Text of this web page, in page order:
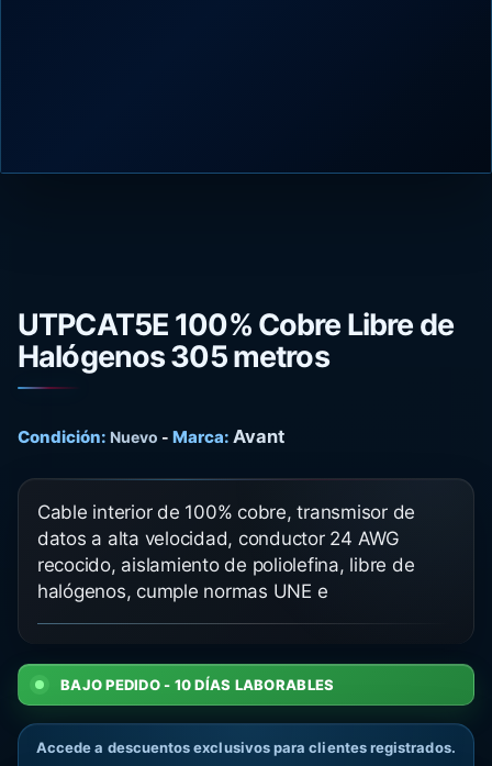
UTPCAT5E 100% Cobre Libre de
Halógenos 305 metros
Condición: Nuevo - Marca: Avant
Cable interior de 100% cobre, transmisor de
datos a alta velocidad, conductor 24 AWG
recocido, aislamiento de poliolefina, libre de
halógenos, cumple normas UNE e
BAJO PEDIDO - 10 DÍAS LABORABLES
Accede a descuentos exclusivos para clientes registrados.